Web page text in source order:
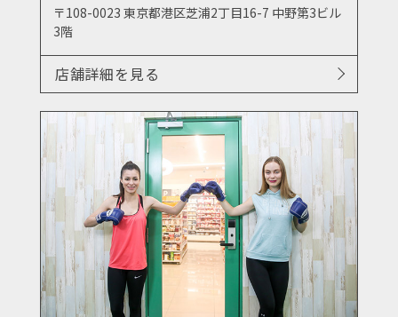
〒108-0023 東京都港区芝浦2丁目16-7 中野第3ビル
3階
店舗詳細を見る